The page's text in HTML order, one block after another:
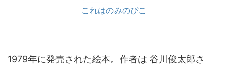
これはのみのぴこ
1979年に発売された絵本。作者は 谷川俊太郎さ